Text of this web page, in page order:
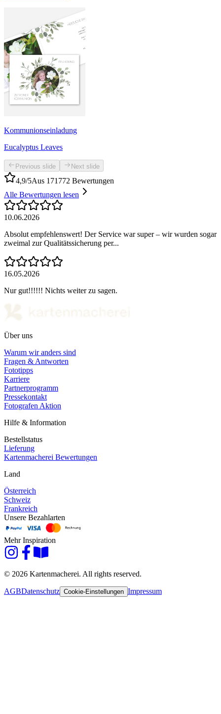
Kommunionseinladung
Eucalyptus Leaves
Previous slide Next slide
4,9/5Aus 171772 Bewertungen
Alle Bewertungen lesen
10.06.2026
Absolut empfehlenswert! Der Service war super – wir wurden sogar
zweimal zur Qualitätssicherung per...
16.05.2026
Nur gut!!!!!! Nichts weiter zu sagen.
Über uns
Warum wir anders sind
Fragen & Antworten
Fototipps
Karriere
Partnerprogramm
Pressekontakt
Fotografen Aktion
Hilfe & Information
Bestellstatus
Lieferung
Kartenmacherei Bewertungen
Land
Österreich
Schweiz
Frankreich
Unsere Bezahlarten
Mehr Inspiration
© 2026 Kartenmacherei. All rights reserved.
AGBDatenschutz Cookie-Einstellungen Impressum